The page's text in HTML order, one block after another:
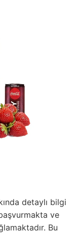
detaylı bilgi
ve
Bu